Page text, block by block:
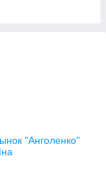
"Анголенко"